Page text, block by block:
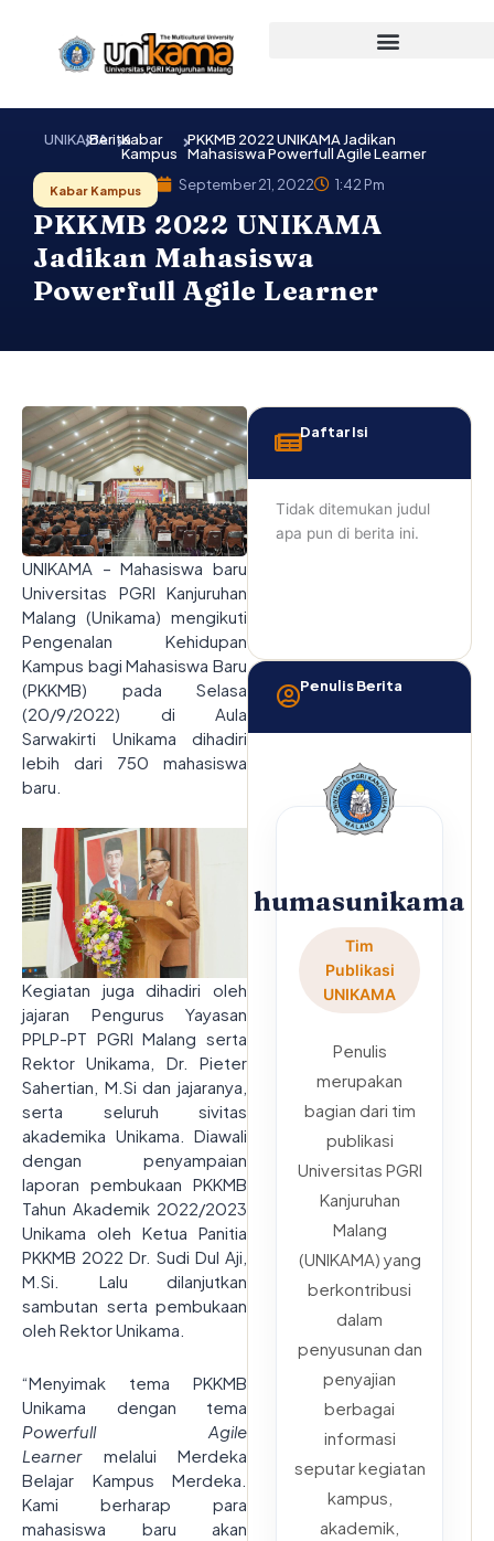
UNIKAMABeritaKabar
Kampus
PKKMB 2022 UNIKAMA Jadikan
Mahasiswa Powerfull Agile Learner
Kabar Kampus September 21, 2022 1:42 Pm
PKKMB 2022 UNIKAMA
Jadikan Mahasiswa
Powerfull Agile Learner
UNIKAMA – Mahasiswa baru
Universitas PGRI Kanjuruhan
Malang (Unikama) mengikuti
Pengenalan Kehidupan
Kampus bagi Mahasiswa Baru
(PKKMB) pada Selasa
(20/9/2022) di Aula
Sarwakirti Unikama dihadiri
lebih dari 750 mahasiswa
baru.
Kegiatan juga dihadiri oleh
jajaran Pengurus Yayasan
PPLP-PT PGRI Malang serta
Rektor Unikama, Dr. Pieter
Sahertian, M.Si dan jajaranya,
serta seluruh sivitas
akademika Unikama. Diawali
dengan penyampaian
laporan pembukaan PKKMB
Tahun Akademik 2022/2023
Unikama oleh Ketua Panitia
PKKMB 2022 Dr. Sudi Dul Aji,
M.Si. Lalu dilanjutkan
sambutan serta pembukaan
oleh Rektor Unikama.
“Menyimak tema PKKMB
Unikama dengan tema
Powerfull Agile
Learnermelalui Merdeka
Belajar Kampus Merdeka.
Kami berharap para
mahasiswa baru akan
Daftar Isi
Tidak ditemukan judul
apa pun di berita ini.
Penulis Berita
humasunikama
Tim
Publikasi
UNIKAMA
Penulis
merupakan
bagian dari tim
publikasi
Universitas PGRI
Kanjuruhan
Malang
(UNIKAMA) yang
berkontribusi
dalam
penyusunan dan
penyajian
berbagai
informasi
seputar kegiatan
kampus,
akademik,